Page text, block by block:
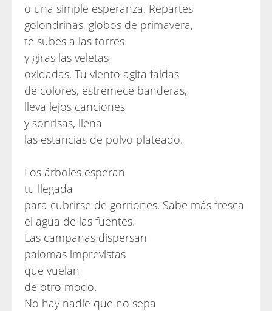
o una simple esperanza. Repartes
golondrinas, globos de primavera,
te subes a las torres
y giras las veletas
oxidadas. Tu viento agita faldas
de colores, estremece banderas,
lleva lejos canciones
y sonrisas, llena
las estancias de polvo plateado.
Los árboles esperan
tu llegada
para cubrirse de gorriones. Sabe más fresca
el agua de las fuentes.
Las campanas dispersan
palomas imprevistas
que vuelan
de otro modo.
No hay nadie que no sepa